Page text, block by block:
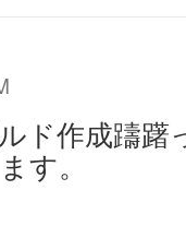
ド作成躊躇
す。